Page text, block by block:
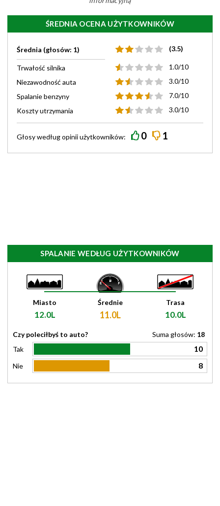
ŚREDNIA OCENA UŻYTKOWNIKÓW
Średnia (głosów: 1) (3.5)
Trwałość silnika
1.0/10
Niezawodność auta
3.0/10
Spalanie benzyny
7.0/10
Koszty utrzymania
3.0/10
Głosy wedługopiniiużytkowników: 0 1
SPALANIE WEDŁUG UŻYTKOWNIKÓW
Miasto
12.0L
Średnie
11.0L
Trasa
10.0L
Czy poleciłbyś to auto? Suma głosów: 18
Tak
10
Nie 8